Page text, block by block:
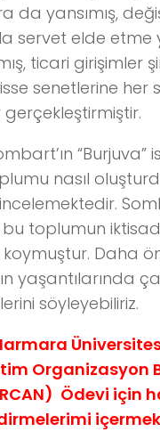
da yansımış,
servet elde etme
ticari girişimler
senetlerine
gerçekleştirmiştir.
nasıl
toplumun
Daha
yaşantılarında
söyleyebiliriz.
Organizasyon
Ödevi için